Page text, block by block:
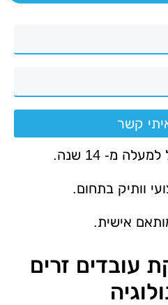
קשר
מ- 14 שנה.
וותיק בתחום.
מותאם אישית.
עובדים זרים